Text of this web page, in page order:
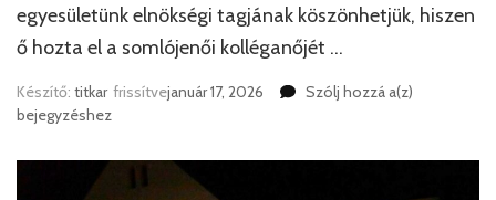
egyesületünk elnökségi tagjának köszönhetjük, hiszen
ő hozta el a somlójenői kolléganőjét …
Készítő: titkar frissítvejanuár 17, 2026 Szólj hozzá a(z)
a
bejegyzéshez